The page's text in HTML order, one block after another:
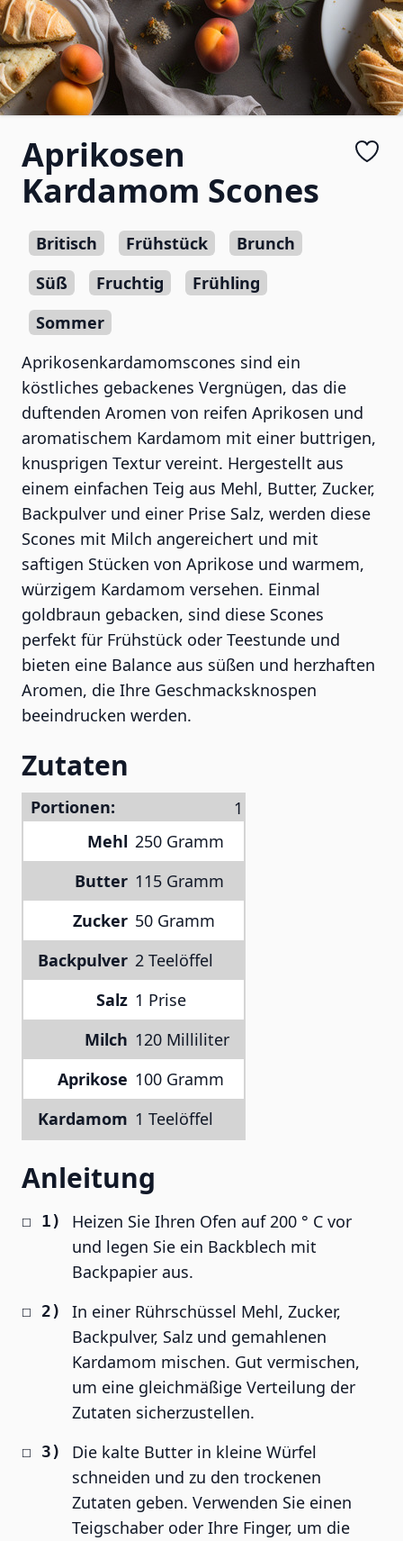
Aprikosen
Kardamom Scones
Britisch Frühstück
Brunch
Süß
Fruchtig
Frühling
Sommer
Aprikosenkardamomscones sind ein
köstliches gebackenes Vergnügen, das die
duftenden Aromen von reifen Aprikosen und
aromatischem Kardamom mit einer buttrigen,
knusprigen Textur vereint. Hergestellt aus
einem einfachen Teig aus Mehl, Butter, Zucker,
Backpulver und einer Prise Salz, werden diese
Scones mit Milch angereichert und mit
saftigen Stücken von Aprikose und warmem,
würzigem Kardamom versehen. Einmal
goldbraun gebacken, sind diese Scones
perfekt für Frühstück oder Teestunde und
bieten eine Balance aus süßen und herzhaften
Aromen, die Ihre Geschmacksknospen
beeindrucken werden.
Zutaten
Portionen:
Mehl 250 Gramm
Butter 115 Gramm
Zucker 50 Gramm
Backpulver 2 Teelöffel
Salz 1 Prise
Milch 120 Milliliter
Aprikose 100 Gramm
Kardamom 1 Teelöffel
Anleitung
Heizen Sie Ihren Ofen auf 200 ° C vor
und legen Sie ein Backblech mit
Backpapier aus.
In einer Rührschüssel Mehl, Zucker,
Backpulver, Salz und gemahlenen
Kardamom mischen. Gut vermischen,
um eine gleichmäßige Verteilung der
Zutaten sicherzustellen.
Die kalte Butter in kleine Würfel
schneiden und zu den trockenen
Zutaten geben. Verwenden Sie einen
Teigschaber oder Ihre Finger, um die